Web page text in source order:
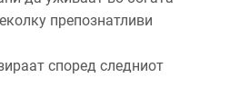
препознатливи
според следниот